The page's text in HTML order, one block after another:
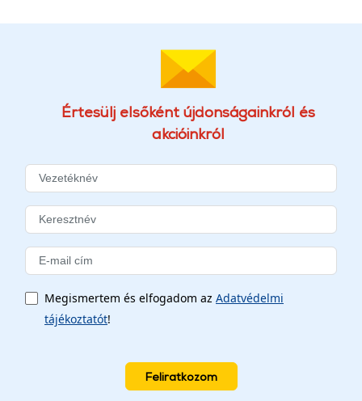
Értesülj elsőként újdonságainkról és
akcióinkról
Megismertem és elfogadom az Adatvédelmi
tájékoztatót!
Feliratkozom